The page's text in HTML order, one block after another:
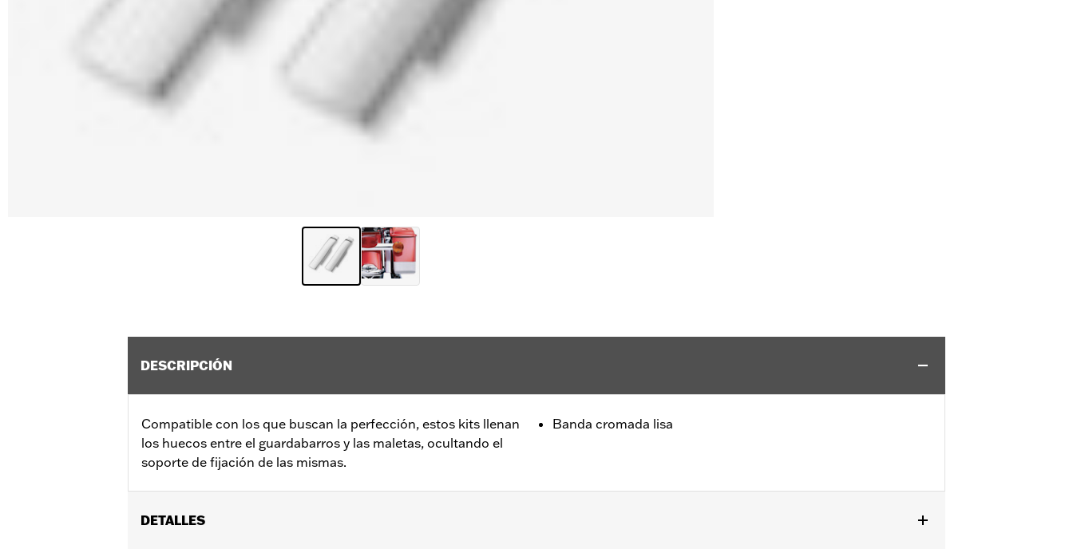
DESCRIPCIÓN
Compatible con los que buscan la perfección, estos kits llenan
los huecos entre el guardabarros y las maletas, ocultando el
soporte de fijación de las mismas.
Banda cromada lisa
DETALLES